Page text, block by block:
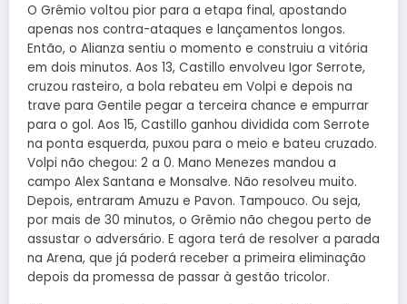
O Grêmio voltou pior para a etapa final, apostando
apenas nos contra-ataques e lançamentos longos.
Então, o Alianza sentiu o momento e construiu a vitória
em dois minutos. Aos 13, Castillo envolveu Igor Serrote,
cruzou rasteiro, a bola rebateu em Volpi e depois na
trave para Gentile pegar a terceira chance e empurrar
para o gol. Aos 15, Castillo ganhou dividida com Serrote
na ponta esquerda, puxou para o meio e bateu cruzado.
Volpi não chegou: 2 a 0. Mano Menezes mandou a
campo Alex Santana e Monsalve. Não resolveu muito.
Depois, entraram Amuzu e Pavon. Tampouco. Ou seja,
por mais de 30 minutos, o Grêmio não chegou perto de
assustar o adversário. E agora terá de resolver a parada
na Arena, que já poderá receber a primeira eliminação
depois da promessa de passar à gestão tricolor.